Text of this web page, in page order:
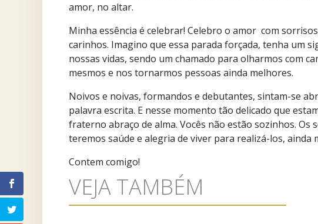
amor, no altar.
Minha essência é celebrar! Celebro o amor com
carinhos. Imagino que essa parada forçada, tenha um
nossas vidas, sendo um chamado para olharmos com
mesmos e nos tornarmos pessoas ainda melhores.
Noivos e noivas, formandos e debutantes, sintam-se
palavra escrita. E nesse momento tão delicado que
fraterno abraço de alma. Vocês não estão sozinhos. Os
teremos saúde e alegria de viver para realizá-los, ainda
Contem comigo!
VEJA TAMBÉM